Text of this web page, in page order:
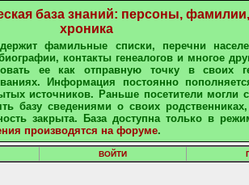
база знаний: персоны, фамилии,
хроника
фамильные списки, перечни
контакты генеалогов и многое
ее как отправную точку в своих
Информация постоянно
источников. Раньше посетители могли
базу сведениями о своих
закрыта. База доступна только в
производятся на форуме.
ВОЙТИ